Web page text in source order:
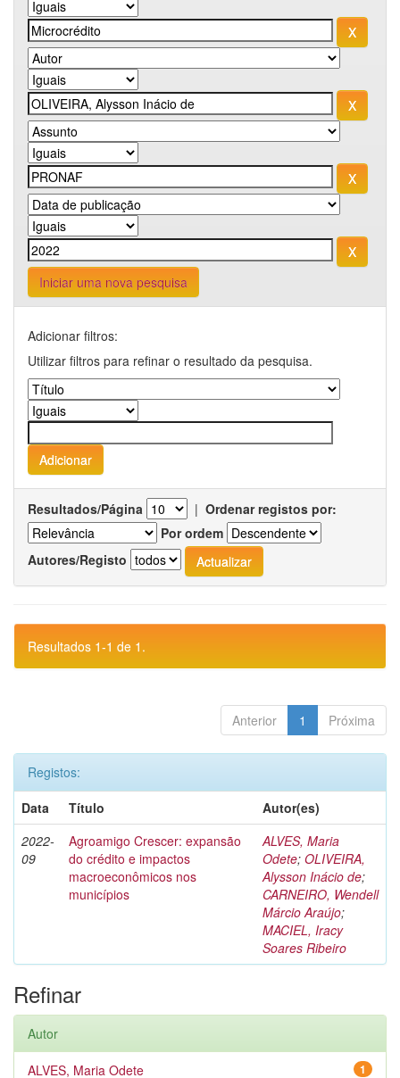
Iniciar uma nova pesquisa
Adicionar filtros:
Utilizar filtros para refinar o resultado da pesquisa.
Resultados/Página | Ordenar registos por:
Por ordem
Autores/Registo
Resultados 1-1 de 1.
Anterior 1 Próxima
Registos:
Data
Título
Autor(es)
2022-
09
Agroamigo Crescer: expansão
do crédito e impactos
macroeconômicos nos
municípios
ALVES, Maria
Odete; OLIVEIRA,
Alysson Inácio de;
CARNEIRO, Wendell
Márcio Araújo;
MACIEL, Iracy
Soares Ribeiro
Refinar
Autor
1
ALVES, Maria Odete